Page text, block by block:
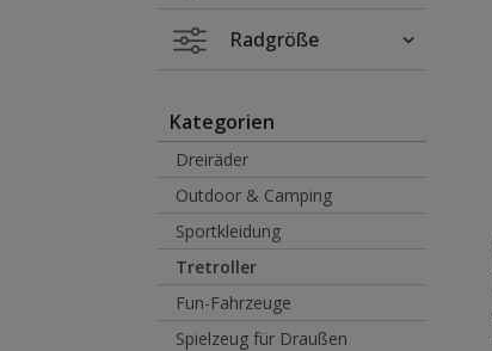
Radgröße
Kategorien
Dreiräder
Outdoor & Camping
Sportkleidung
Tretroller
Fun-Fahrzeuge
Spielzeug für Draußen